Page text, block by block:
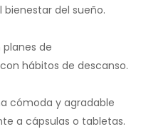
del sueño.
de
hábitos de descanso.
cómoda y agradable
a cápsulas o tabletas.